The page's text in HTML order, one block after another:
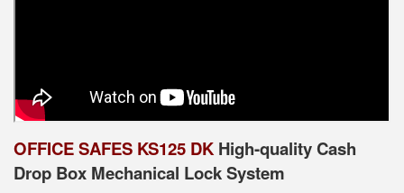
OFFICE SAFES KS125 DK High-quality Cash
Drop Box Mechanical Lock System